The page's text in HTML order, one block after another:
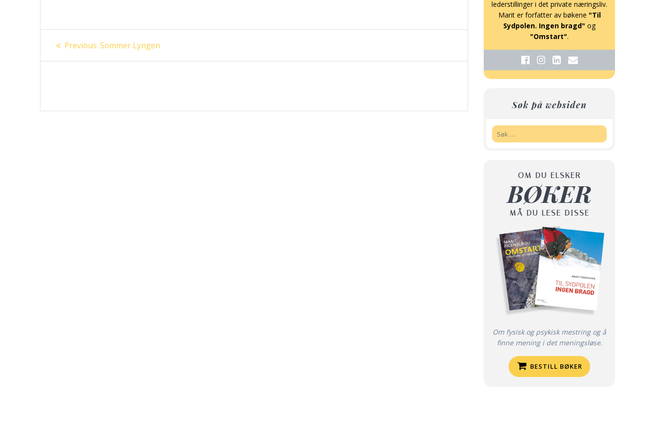
Innleggsnavigasjon
Previous: Previous
Sommer Lyngen
lederstillinger i det private næringsliv.
Marit er forfatter av bøkene "Til
Sydpolen. Ingen bragd" og
"Omstart".
Søk på websiden
OM DU ELSKER
BØKER
MÅ DU LESE DISSE
Om fysisk og psykisk mestring og å
finne mening i det meningsløse.
BESTILL BØKER